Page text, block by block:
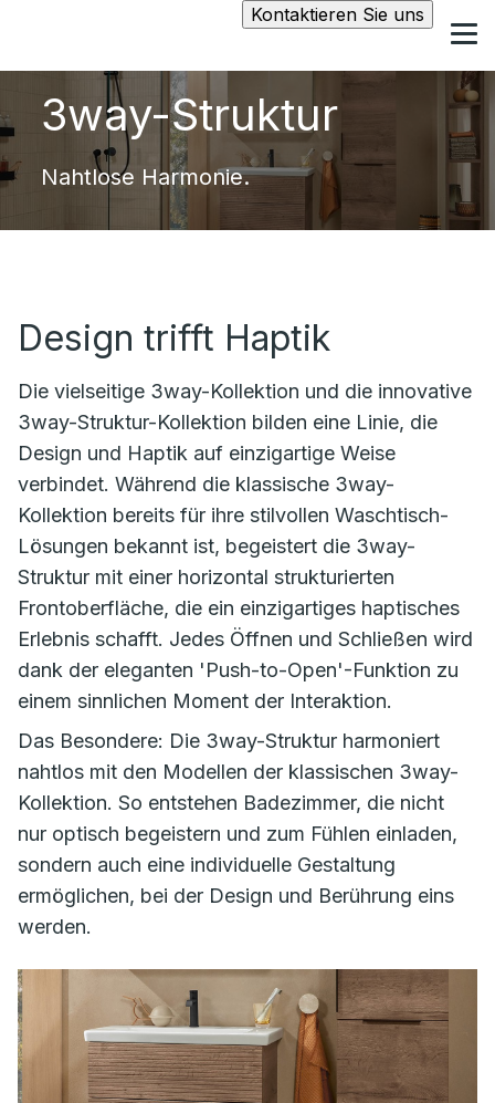
Kontaktieren Sie uns
3way-Struktur
Nahtlose Harmonie.
Design trifft Haptik
Die vielseitige 3way-Kollektion und die innovative
3way-Struktur-Kollektion bilden eine Linie, die
Design und Haptik auf einzigartige Weise
verbindet. Während die klassische 3way-
Kollektion bereits für ihre stilvollen Waschtisch-
Lösungen bekannt ist, begeistert die 3way-
Struktur mit einer horizontal strukturierten
Frontoberfläche, die ein einzigartiges haptisches
Erlebnis schafft. Jedes Öffnen und Schließen wird
dank der eleganten 'Push-to-Open'-Funktion zu
einem sinnlichen Moment der Interaktion.
Das Besondere: Die 3way-Struktur harmoniert
nahtlos mit den Modellen der klassischen 3way-
Kollektion. So entstehen Badezimmer, die nicht
nur optisch begeistern und zum Fühlen einladen,
sondern auch eine individuelle Gestaltung
ermöglichen, bei der Design und Berührung eins
werden.